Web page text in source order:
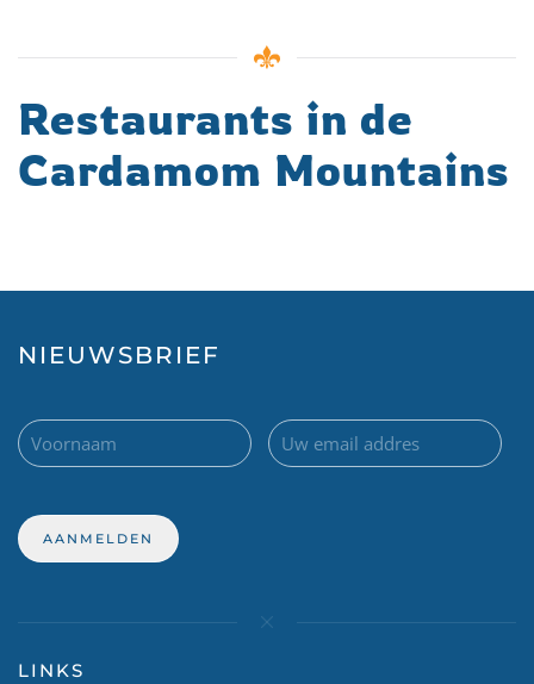
Restaurants in de
Cardamom Mountains
NIEUWSBRIEF
LINKS